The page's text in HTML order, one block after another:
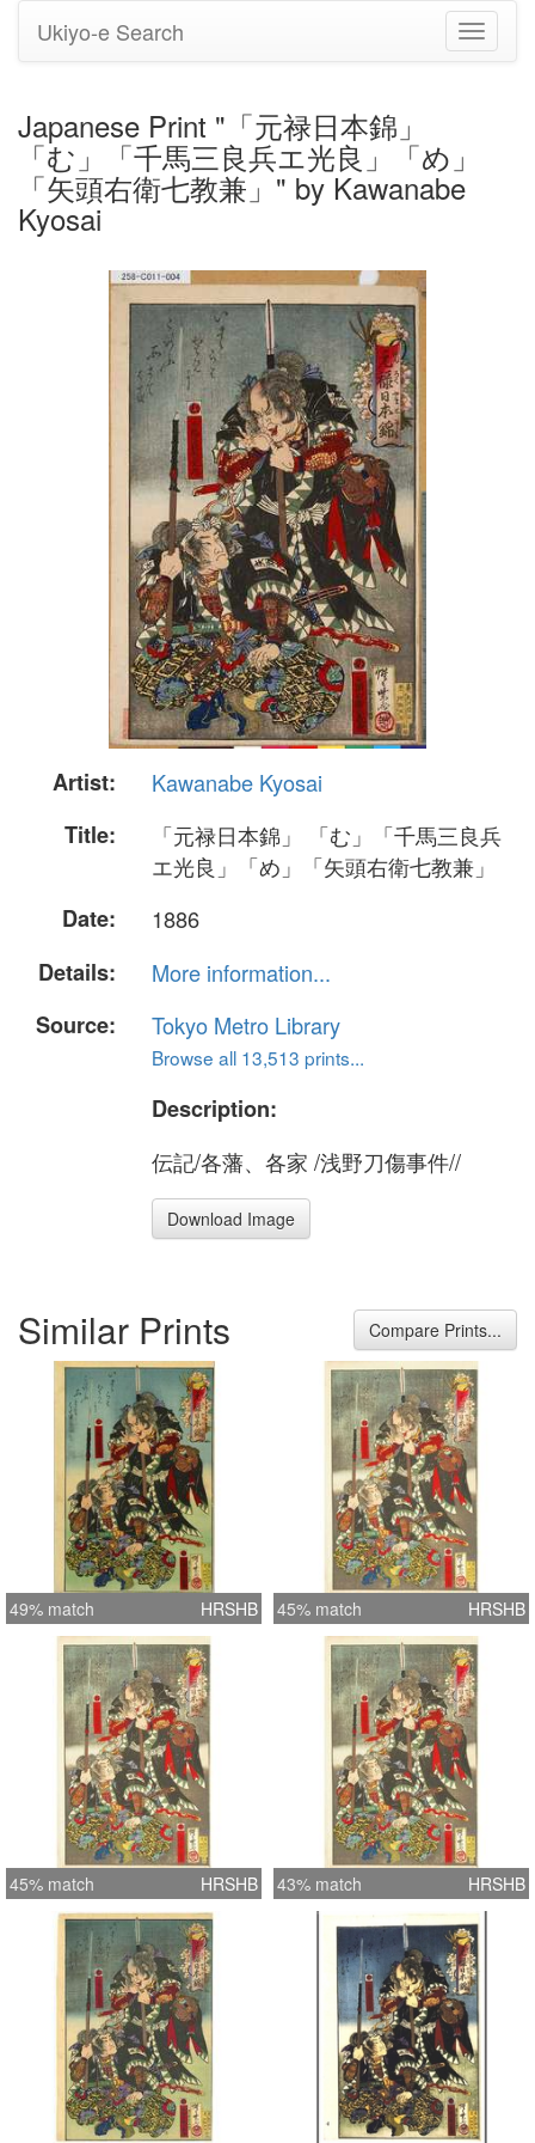
Toggle
Ukiyo-e Search
Japanese Print "「元禄日本錦」
「む」「千馬三良兵エ光良」「め」
「矢頭右衛七教兼」" by Kawanabe
Kyosai
Artist:
Kawanabe Kyosai
Title:
「元禄日本錦」 「む」「千馬三良兵
エ光良」「め」「矢頭右衛七教兼」
Date:
1886
Details:
More information...
Source:
Tokyo Metro Library
Browse all 13,513 prints...
Description:
伝記/各藩、各家 /浅野刀傷事件//
Download Image
Similar Prints Compare Prints...
49% match HRSHB 45% match HRSHB
45% match HRSHB 43% match HRSHB